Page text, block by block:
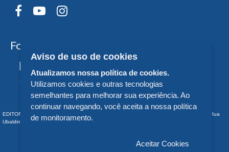
Formas de Pagamento
EDITORA DA UNIVERSIDADE FEDERAL DO PARANÁ - CNPJ n° 75.095.679/0011-10 - Rua
Ubaldino do Amaral, 321 - Alto da Glória - - PR
Aviso de uso de cookies
Atualizamos nossa política de cookies.
Utilizamos cookies e outras tecnologias
semelhantes para melhorar sua experiência. Ao
continuar navegando, você aceita a nossa política
de monitoramento.
Aceitar Cookies